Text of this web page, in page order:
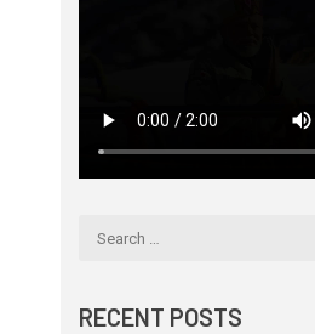
RECENT POSTS